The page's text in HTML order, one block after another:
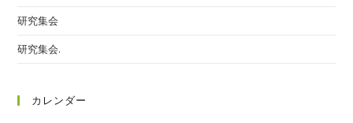
研究集会
研究集会.
カレンダー